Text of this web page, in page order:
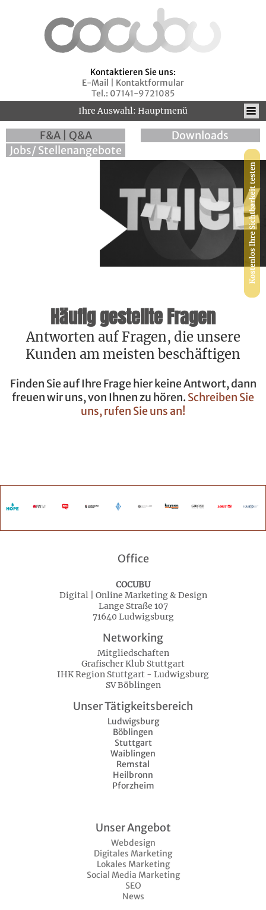
Kontaktieren Sie uns:
E-Mail
Kontaktformular
Tel.: 07141-9721085
Ihre Auswahl: Hauptmenü
F&A | Q&A
Downloads
Jobs/ Stellenangebote
Häufig gestellte Fragen
Antworten auf Fragen, die unsere
Kunden am meisten beschäftigen
Finden Sie auf Ihre Frage hier keine Antwort, dann
freuen wir uns, von Ihnen zu hören. Schreiben Sie
uns, rufen Sie uns an!
Office
COCUBU
Digital | Online Marketing & Design
Lange Straße 107
71640 Ludwigsburg
Networking
Mitgliedschaften
Grafischer Klub Stuttgart
IHK Region Stuttgart - Ludwigsburg
SV Böblingen
Unser Tätigkeitsbereich
Ludwigsburg
Böblingen
Stuttgart
Waiblingen
Remstal
Heilbronn
Pforzheim
Unser Angebot
Webdesign
Digitales Marketing
Lokales Marketing
Social Media Marketing
SEO
News